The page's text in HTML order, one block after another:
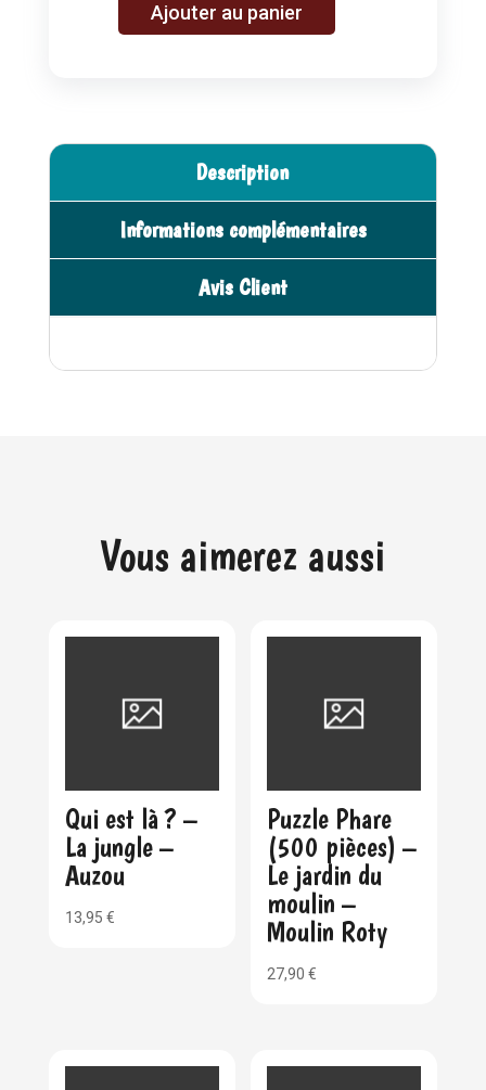
quantité
Ajouter au panier
l
n
i
Description
Informations complémentaires
Avis Client
Vous aimerez aussi
Qui est là ? –
La jungle –
Auzou
13,95 €
Puzzle Phare
(500 pièces) –
Le jardin du
moulin –
Moulin Roty
27,90€